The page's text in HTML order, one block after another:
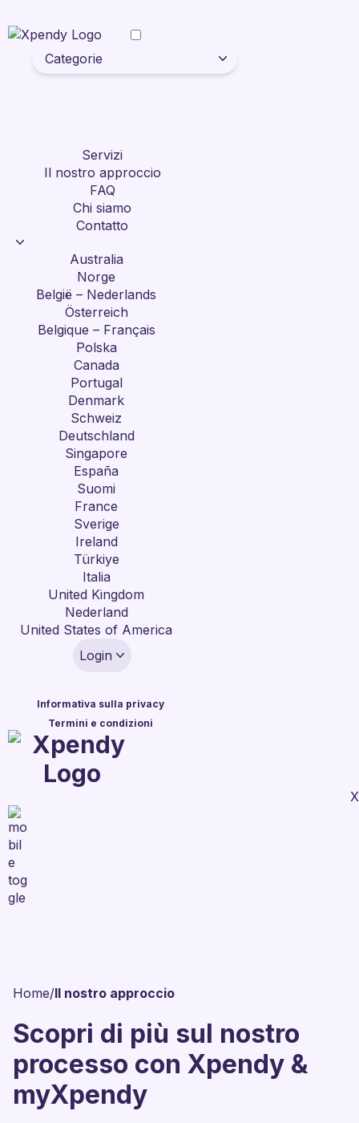
Categorie
Servizi
Il nostro approccio
FAQ
Chi siamo
Contatto
Australia
Norge
België – Nederlands
Österreich
Belgique – Français
Polska
Canada
Portugal
Denmark
Schweiz
Deutschland
Singapore
España
Suomi
France
Sverige
Ireland
Türkiye
Italia
United Kingdom
Nederland
United States of America
Login
Informativa sulla privacy
Termini e condizioni
X
Home/Il nostro approccio
Scopri di più sul nostro
processo con Xpendy &
myXpendy